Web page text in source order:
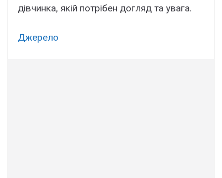
дівчинка, якій потрібен догляд та увага.
Джерело